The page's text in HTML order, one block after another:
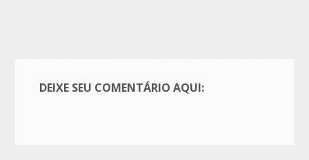
DEIXE SEU COMENTÁRIO AQUI: